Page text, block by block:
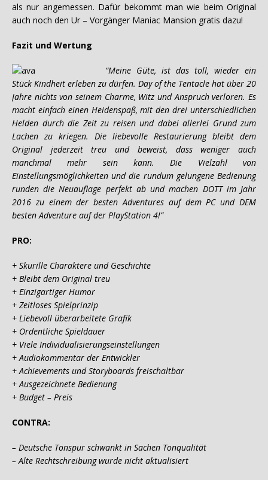
als nur angemessen. Dafür bekommt man wie beim Original
auch noch den Ur – Vorgänger Maniac Mansion gratis dazu!
Fazit und Wertung
“Meine Güte, ist das toll, wieder ein
Stück Kindheit erleben zu dürfen. Day of the Tentacle hat über 20
Jahre nichts von seinem Charme, Witz und Anspruch verloren. Es
macht einfach einen Heidenspaß, mit den drei unterschiedlichen
Helden durch die Zeit zu reisen und dabei allerlei Grund zum
Lachen zu kriegen. Die liebevolle Restaurierung bleibt dem
Original jederzeit treu und beweist, dass weniger auch
manchmal mehr sein kann. Die Vielzahl von
Einstellungsmöglichkeiten und die rundum gelungene Bedienung
runden die Neuauflage perfekt ab und machen DOTT im Jahr
2016 zu einem der besten Adventures auf dem PC und DEM
besten Adventure auf der PlayStation 4!”
PRO:
+ Skurille Charaktere und Geschichte
+ Bleibt dem Original treu
+ Einzigartiger Humor
+ Zeitloses Spielprinzip
+ Liebevoll überarbeitete Grafik
+ Ordentliche Spieldauer
+ Viele Individualisierungseinstellungen
+ Audiokommentar der Entwickler
+ Achievements und Storyboards freischaltbar
+ Ausgezeichnete Bedienung
+ Budget – Preis
CONTRA:
– Deutsche Tonspur schwankt in Sachen Tonqualität
– Alte Rechtschreibung wurde nicht aktualisiert